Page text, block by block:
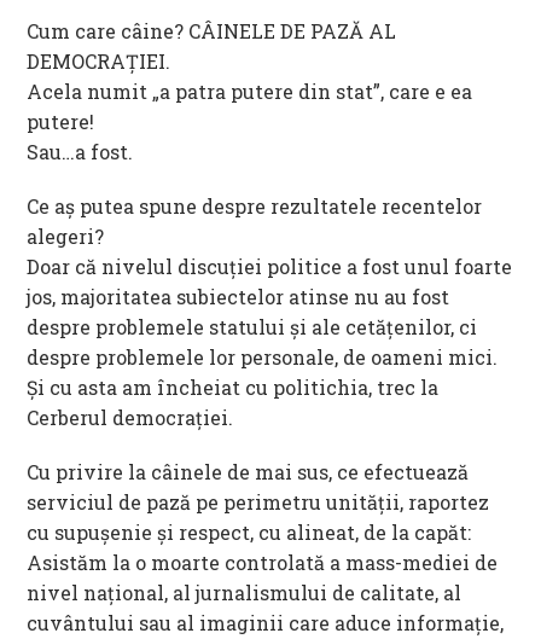
Cum care câine? CÂINELE DE PAZĂ AL
DEMOCRAȚIEI.
Acela numit „a patra putere din stat”, care e ea
putere!
Sau…a fost.
Ce aș putea spune despre rezultatele recentelor
alegeri?
Doar că nivelul discuției politice a fost unul foarte
jos, majoritatea subiectelor atinse nu au fost
despre problemele statului și ale cetățenilor, ci
despre problemele lor personale, de oameni mici.
Și cu asta am încheiat cu politichia, trec la
Cerberul democrației.
Cu privire la câinele de mai sus, ce efectuează
serviciul de pază pe perimetru unității, raportez
cu supuşenie și respect, cu alineat, de la capăt:
Asistăm la o moarte controlată a mass-mediei de
nivel național, al jurnalismului de calitate, al
cuvântului sau al imaginii care aduce informație,